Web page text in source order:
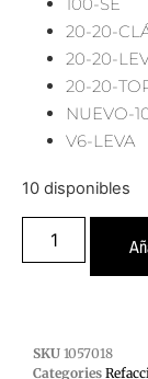
100-SE
20-20-
20-20-
20-20-
NUEVO-
V6-LEVA
10 disponibles
SKU 1057018
Categories